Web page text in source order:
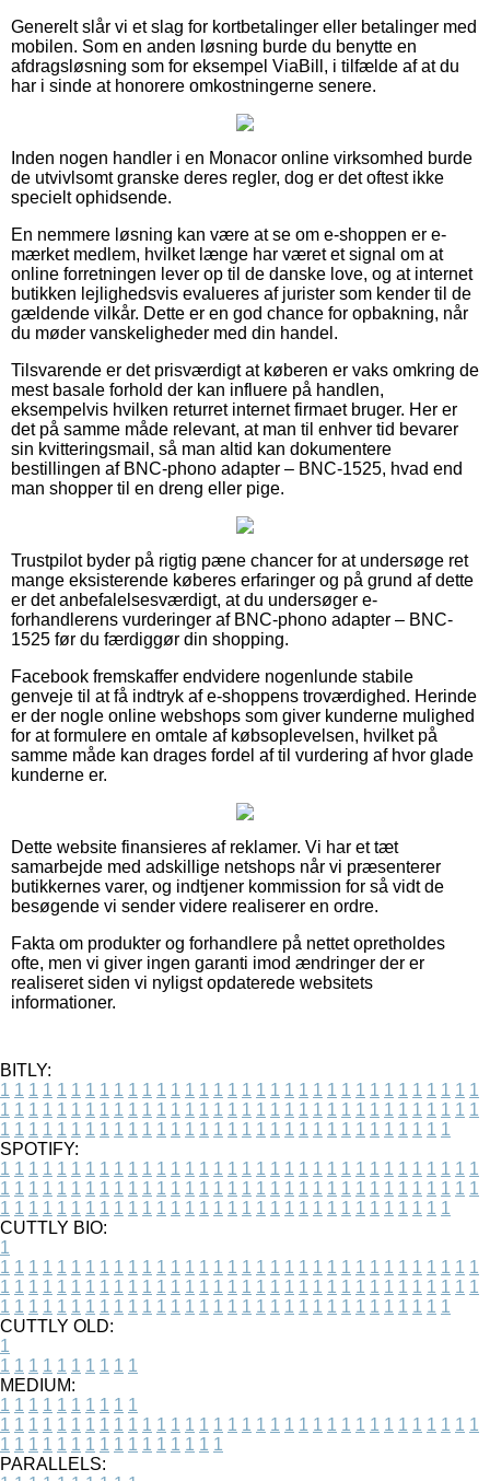
Generelt slår vi et slag for kortbetalinger eller betalinger med
mobilen. Som en anden løsning burde du benytte en
afdragsløsning som for eksempel ViaBill, i tilfælde af at du
har i sinde at honorere omkostningerne senere.
Inden nogen handler i en Monacor online virksomhed burde
de utvivlsomt granske deres regler, dog er det oftest ikke
specielt ophidsende.
En nemmere løsning kan være at se om e-shoppen er e-
mærket medlem, hvilket længe har været et signal om at
online forretningen lever op til de danske love, og at internet
butikken lejlighedsvis evalueres af jurister som kender til de
gældende vilkår. Dette er en god chance for opbakning, når
du møder vanskeligheder med din handel.
Tilsvarende er det prisværdigt at køberen er vaks omkring de
mest basale forhold der kan influere på handlen,
eksempelvis hvilken returret internet firmaet bruger. Her er
det på samme måde relevant, at man til enhver tid bevarer
sin kvitteringsmail, så man altid kan dokumentere
bestillingen af BNC-phono adapter – BNC-1525, hvad end
man shopper til en dreng eller pige.
Trustpilot byder på rigtig pæne chancer for at undersøge ret
mange eksisterende køberes erfaringer og på grund af dette
er det anbefalelsesværdigt, at du undersøger e-
forhandlerens vurderinger af BNC-phono adapter – BNC-
1525 før du færdiggør din shopping.
Facebook fremskaffer endvidere nogenlunde stabile
genveje til at få indtryk af e-shoppens troværdighed. Herinde
er der nogle online webshops som giver kunderne mulighed
for at formulere en omtale af købsoplevelsen, hvilket på
samme måde kan drages fordel af til vurdering af hvor glade
kunderne er.
Dette website finansieres af reklamer. Vi har et tæt
samarbejde med adskillige netshops når vi præsenterer
butikkernes varer, og indtjener kommission for så vidt de
besøgende vi sender videre realiserer en ordre.
Fakta om produkter og forhandlere på nettet opretholdes
ofte, men vi giver ingen garanti imod ændringer der er
realiseret siden vi nyligst opdaterede websitets
informationer.
BITLY:
1 1 1 1 1 1 1 1 1 1 1 1 1 1 1 1 1 1 1 1 1 1 1 1 1 1 1 1 1 1 1 1 1 1
1 1 1 1 1 1 1 1 1 1 1 1 1 1 1 1 1 1 1 1 1 1 1 1 1 1 1 1 1 1 1 1 1 1
1 1 1 1 1 1 1 1 1 1 1 1 1 1 1 1 1 1 1 1 1 1 1 1 1 1 1 1 1 1 1 1
SPOTIFY:
1 1 1 1 1 1 1 1 1 1 1 1 1 1 1 1 1 1 1 1 1 1 1 1 1 1 1 1 1 1 1 1 1 1
1 1 1 1 1 1 1 1 1 1 1 1 1 1 1 1 1 1 1 1 1 1 1 1 1 1 1 1 1 1 1 1 1 1
1 1 1 1 1 1 1 1 1 1 1 1 1 1 1 1 1 1 1 1 1 1 1 1 1 1 1 1 1 1 1 1
CUTTLY BIO:
1
1 1 1 1 1 1 1 1 1 1 1 1 1 1 1 1 1 1 1 1 1 1 1 1 1 1 1 1 1 1 1 1 1 1
1 1 1 1 1 1 1 1 1 1 1 1 1 1 1 1 1 1 1 1 1 1 1 1 1 1 1 1 1 1 1 1 1 1
1 1 1 1 1 1 1 1 1 1 1 1 1 1 1 1 1 1 1 1 1 1 1 1 1 1 1 1 1 1 1 1
CUTTLY OLD:
1
1 1 1 1 1 1 1 1 1 1
MEDIUM:
1 1 1 1 1 1 1 1 1 1
1 1 1 1 1 1 1 1 1 1 1 1 1 1 1 1 1 1 1 1 1 1 1 1 1 1 1 1 1 1 1 1 1 1
1 1 1 1 1 1 1 1 1 1 1 1 1 1 1 1
PARALLELS: